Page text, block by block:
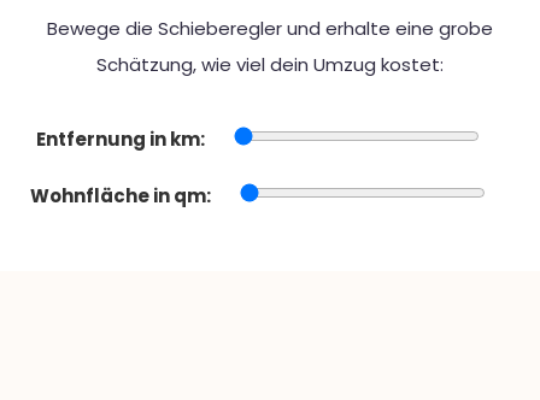
Bewege die Schieberegler und erhalte eine grobe
Schätzung, wie viel dein Umzug kostet:
Entfernung in km:
Wohnfläche in qm: